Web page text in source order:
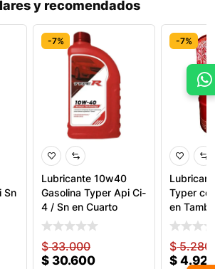
y recomendados
Sn
-7%
Lubricante 10w40
Gasolina Typer Api Ci-
4 / Sn en Cuarto
$33.000
$ 30.600
-7%
Typer
en
$
$